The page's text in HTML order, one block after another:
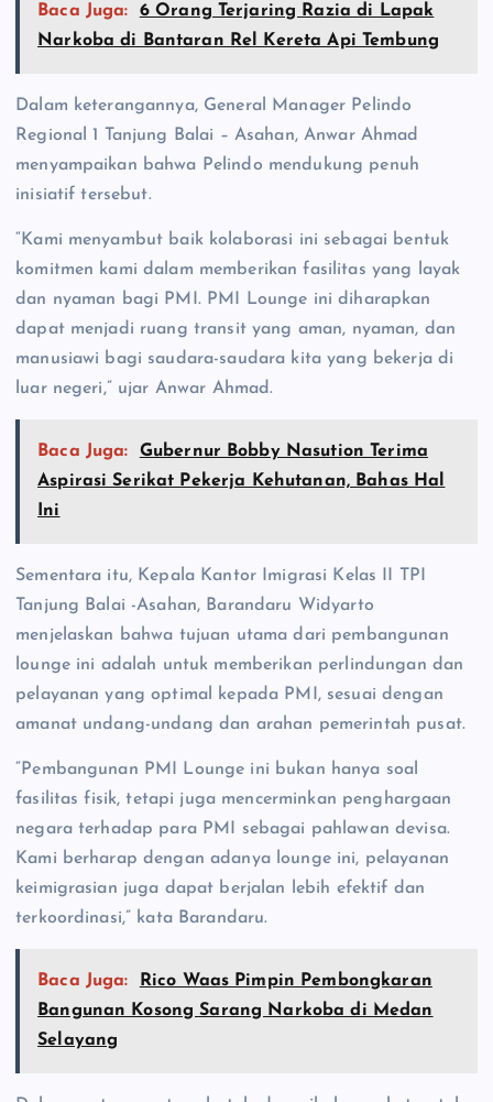
Baca Juga:
6 Orang Terjaring Razia di Lapak
Narkoba di Bantaran Rel Kereta Api Tembung
Dalam keterangannya, General Manager Pelindo
Regional 1 Tanjung Balai – Asahan, Anwar Ahmad
menyampaikan bahwa Pelindo mendukung penuh
inisiatif tersebut.
“Kami menyambut baik kolaborasi ini sebagai bentuk
komitmen kami dalam memberikan fasilitas yang layak
dan nyaman bagi PMI. PMI Lounge ini diharapkan
dapat menjadi ruang transit yang aman, nyaman, dan
manusiawi bagi saudara-saudara kita yang bekerja di
luar negeri,” ujar Anwar Ahmad.
Baca Juga:
Gubernur Bobby Nasution Terima
Aspirasi Serikat Pekerja Kehutanan, Bahas Hal
Ini
Sementara itu, Kepala Kantor Imigrasi Kelas II TPI
Tanjung Balai -Asahan, Barandaru Widyarto
menjelaskan bahwa tujuan utama dari pembangunan
lounge ini adalah untuk memberikan perlindungan dan
pelayanan yang optimal kepada PMI, sesuai dengan
amanat undang-undang dan arahan pemerintah pusat.
“Pembangunan PMI Lounge ini bukan hanya soal
fasilitas fisik, tetapi juga mencerminkan penghargaan
negara terhadap para PMI sebagai pahlawan devisa.
Kami berharap dengan adanya lounge ini, pelayanan
keimigrasian juga dapat berjalan lebih efektif dan
terkoordinasi,” kata Barandaru.
Baca Juga:
Rico Waas Pimpin Pembongkaran
Bangunan Kosong Sarang Narkoba di Medan
Selayang